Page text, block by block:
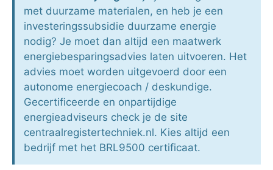
met duurzame materialen, en heb je een
investeringssubsidie duurzame energie
nodig? Je moet dan altijd een maatwerk
energiebesparingsadvies laten uitvoeren. Het
advies moet worden uitgevoerd door een
autonome energiecoach / deskundige.
Gecertificeerde en onpartijdige
energieadviseurs check je de site
centraalregistertechniek.nl. Kies altijd een
bedrijf met het BRL9500 certificaat.